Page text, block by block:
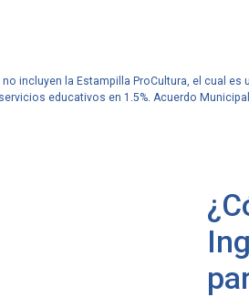
incluyen la Estampilla ProCultura, el cual
educativos en 1.5%. Acuerdo